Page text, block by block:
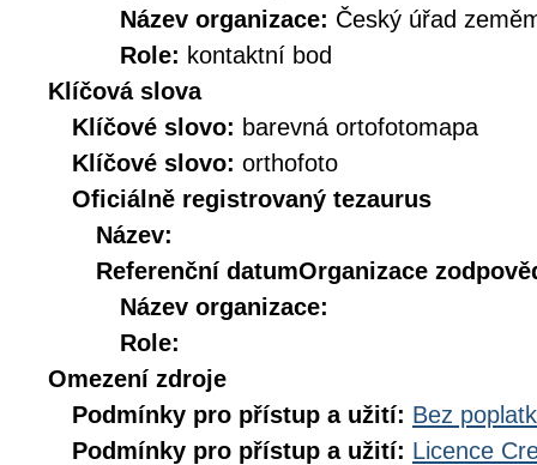
Název organizace: Český úřad
Role: kontaktní bod
Klíčová slova
Klíčové slovo: barevná ortofotomapa
Klíčové slovo: orthofoto
Oficiálně registrovaný tezaurus
Název:
Referenční datumOrganizace
Název organizace:
Role:
Omezení zdroje
Podmínky pro přístup a užití: Bez
Podmínky pro přístup a užití: Licence